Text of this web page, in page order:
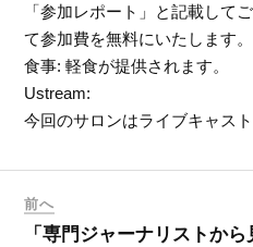
「参加レポート」と記載して
て参加費を無料にいたします
食事: 軽食が提供されます。
Ustream:
今回のサロンはライブキャスト
前へ
「専門ジャーナリストか